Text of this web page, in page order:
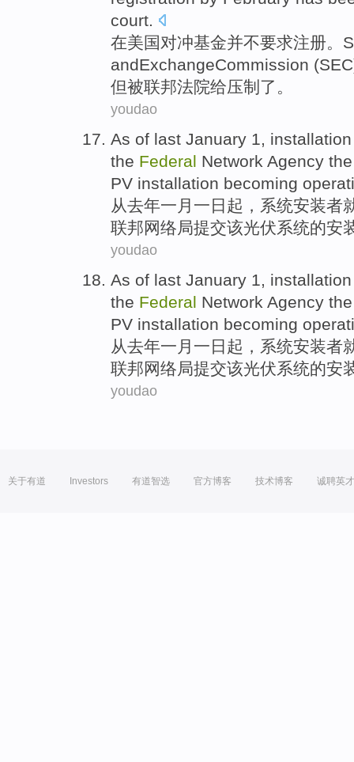
court.
在美国对冲基金并不要求注册。
andExchangeCommission (SEC
但被联邦法院给压制了 。
youdao
As of last January 1, installation
the Federal Network Agency the
PV installation becoming
从去年一月一 日起 ，系统安装者
联邦网络局提交该光伏系统的安
youdao
As of last January 1, installation
the Federal Network Agency the
PV installation becoming
从去年一月一日起 ，系统安装者
联邦网络局提交该光伏系统的安
youdao
关于有道 Investors 有道智选 官方博客 技术博客 诚聘英才